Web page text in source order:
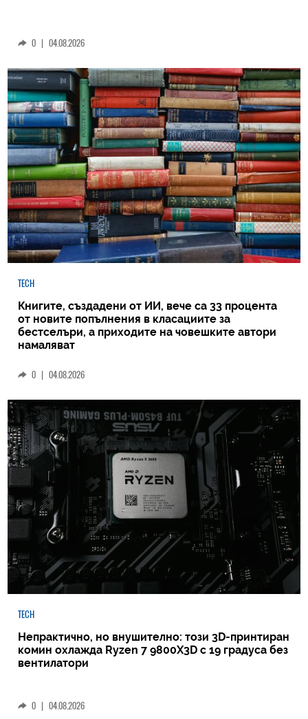
0 | 04.08.2026
TECH
Книгите, създадени от ИИ, вече са 33 процента
от новите попълнения в класациите за
бестселъри, а приходите на човешките автори
намаляват
0 | 04.08.2026
TECH
Непрактично, но внушително: този 3D-принтиран
комин охлажда Ryzen 7 9800X3D с 19 градуса без
вентилатори
0 | 04.08.2026